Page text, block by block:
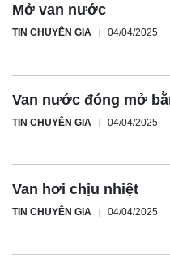
Mở van nước
TIN CHUYÊN GIA 04/04/2025
Van nước đóng mở
TIN CHUYÊN GIA 04/04/2025
Van hơi chịu nhiệt
TIN CHUYÊN GIA 04/04/2025